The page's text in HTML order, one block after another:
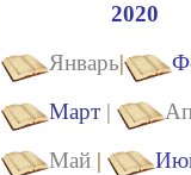
2020
Январь|
Март|
Май|